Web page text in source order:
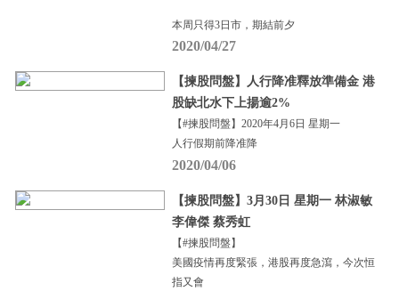
本周只得3日市，期結前夕
2020/04/27
【揀股問盤】人行降准釋放準備金 港
股缺北水下上揚逾2%
【#揀股問盤】2020年4月6日 星期一
人行假期前降准降
2020/04/06
【揀股問盤】3月30日 星期一 林淑敏
李偉傑 蔡秀虹
【#揀股問盤】
美國疫情再度緊張，港股再度急瀉，今次恒
指又會